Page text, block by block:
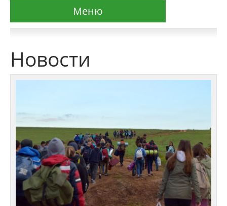
Меню
Основные сведения
Образовательные стандарты и
требования
Новости